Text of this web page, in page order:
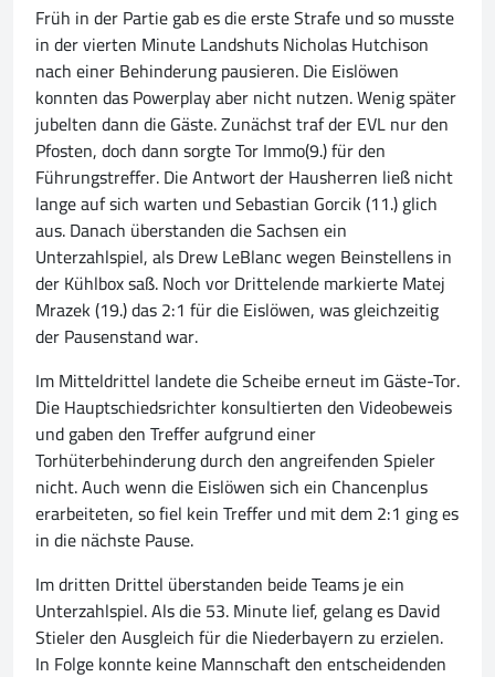
Früh in der Partie gab es die erste Strafe und so musste
in der vierten Minute Landshuts Nicholas Hutchison
nach einer Behinderung pausieren. Die Eislöwen
konnten das Powerplay aber nicht nutzen. Wenig später
jubelten dann die Gäste. Zunächst traf der EVL nur den
Pfosten, doch dann sorgte Tor Immo(9.) für den
Führungstreffer. Die Antwort der Hausherren ließ nicht
lange auf sich warten und Sebastian Gorcik (11.) glich
aus. Danach überstanden die Sachsen ein
Unterzahlspiel, als Drew LeBlanc wegen Beinstellens in
der Kühlbox saß. Noch vor Drittelende markierte Matej
Mrazek (19.) das 2:1 für die Eislöwen, was gleichzeitig
der Pausenstand war.
Im Mitteldrittel landete die Scheibe erneut im Gäste-Tor.
Die Hauptschiedsrichter konsultierten den Videobeweis
und gaben den Treffer aufgrund einer
Torhüterbehinderung durch den angreifenden Spieler
nicht. Auch wenn die Eislöwen sich ein Chancenplus
erarbeiteten, so fiel kein Treffer und mit dem 2:1 ging es
in die nächste Pause.
Im dritten Drittel überstanden beide Teams je ein
Unterzahlspiel. Als die 53. Minute lief, gelang es David
Stieler den Ausgleich für die Niederbayern zu erzielen.
In Folge konnte keine Mannschaft den entscheidenden